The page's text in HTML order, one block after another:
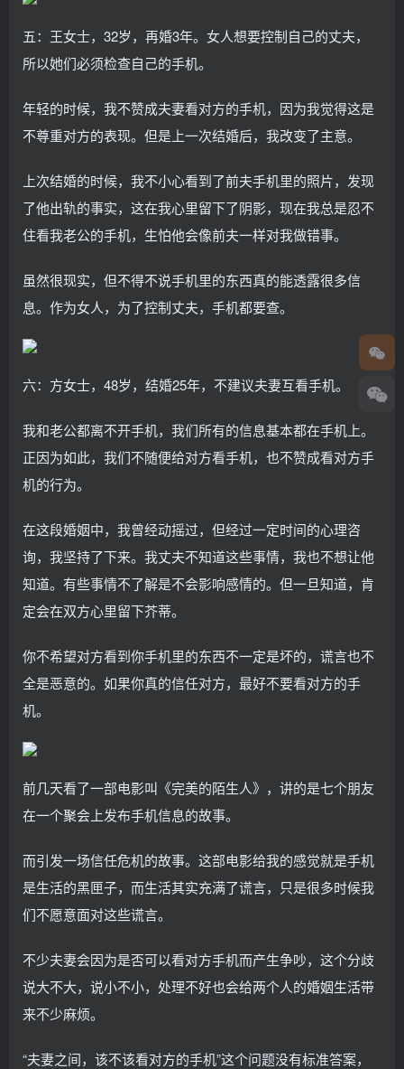
五：王女士，32岁，再婚3年。女人想要控制自己的丈夫，
所以她们必须检查自己的手机。
年轻的时候，我不赞成夫妻看对方的手机，因为我觉得这是
不尊重对方的表现。但是上一次结婚后，我改变了主意。
上次结婚的时候，我不小心看到了前夫手机里的照片，发现
了他出轨的事实，这在我心里留下了阴影，现在我总是忍不
住看我老公的手机，生怕他会像前夫一样对我做错事。
虽然很现实，但不得不说手机里的东西真的能透露很多信
息。作为女人，为了控制丈夫，手机都要查。
六：方女士，48岁，结婚25年，不建议夫妻互看手机。
我和老公都离不开手机，我们所有的信息基本都在手机上。
正因为如此，我们不随便给对方看手机，也不赞成看对方手
机的行为。
在这段婚姻中，我曾经动摇过，但经过一定时间的心理咨
询，我坚持了下来。我丈夫不知道这些事情，我也不想让他
知道。有些事情不了解是不会影响感情的。但一旦知道，肯
定会在双方心里留下芥蒂。
你不希望对方看到你手机里的东西不一定是坏的，谎言也不
全是恶意的。如果你真的信任对方，最好不要看对方的手
机。
前几天看了一部电影叫《完美的陌生人》，讲的是七个朋友
在一个聚会上发布手机信息的故事。
而引发一场信任危机的故事。这部电影给我的感觉就是手机
是生活的黑匣子，而生活其实充满了谎言，只是很多时候我
们不愿意面对这些谎言。
不少夫妻会因为是否可以看对方手机而产生争吵，这个分歧
说大不大，说小不小，处理不好也会给两个人的婚姻生活带
来不少麻烦。
“夫妻之间，该不该看对方的手机”这个问题没有标准答案，